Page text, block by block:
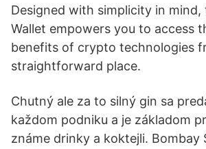
Designed with simplicity in mind,
Wallet empowers you to access
benefits of crypto technologies
straightforward place.
Chutný ale za to silný gin sa
každom podniku a je základom
známe drinky a koktejli. Bombay